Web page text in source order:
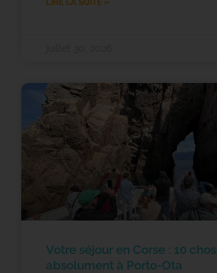
Votre séjour en Corse : 10
absolument à Porto-Ota